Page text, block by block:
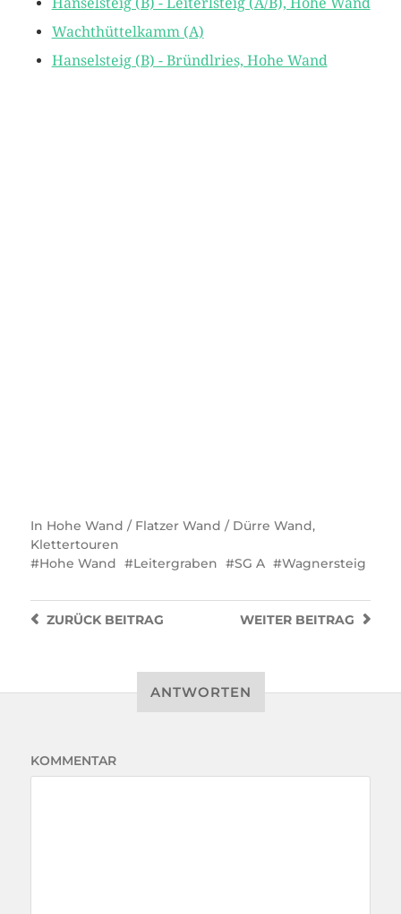
Wachthüttelkamm (A)
Hanselsteig (B) - Bründlries, Hohe Wand
In Hohe Wand / Flatzer Wand / Dürre Wand,
Klettertouren
Hohe Wand
Leitergraben SG A Wagnersteig
WEITER BEITRAG
ZURÜCKBEITRAG
ANTWORTEN
KOMMENTAR